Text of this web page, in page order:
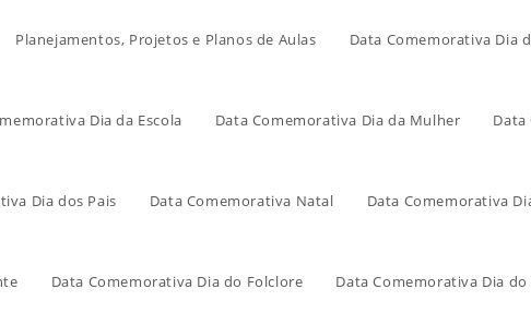
Planejamentos, Projetos e Planos de Aulas Data Comemorativa Dia
Dia da Escola Data Comemorativa Dia da Mulher Data
Dia dos Pais Data Comemorativa Natal Data Comemorativa
Data Comemorativa Dia do Folclore Data Comemorativa Dia do